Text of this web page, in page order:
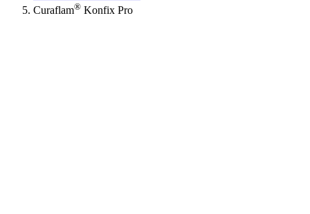
Curaflam® Konfix Pro